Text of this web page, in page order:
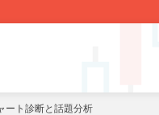
ート診断と話題分析